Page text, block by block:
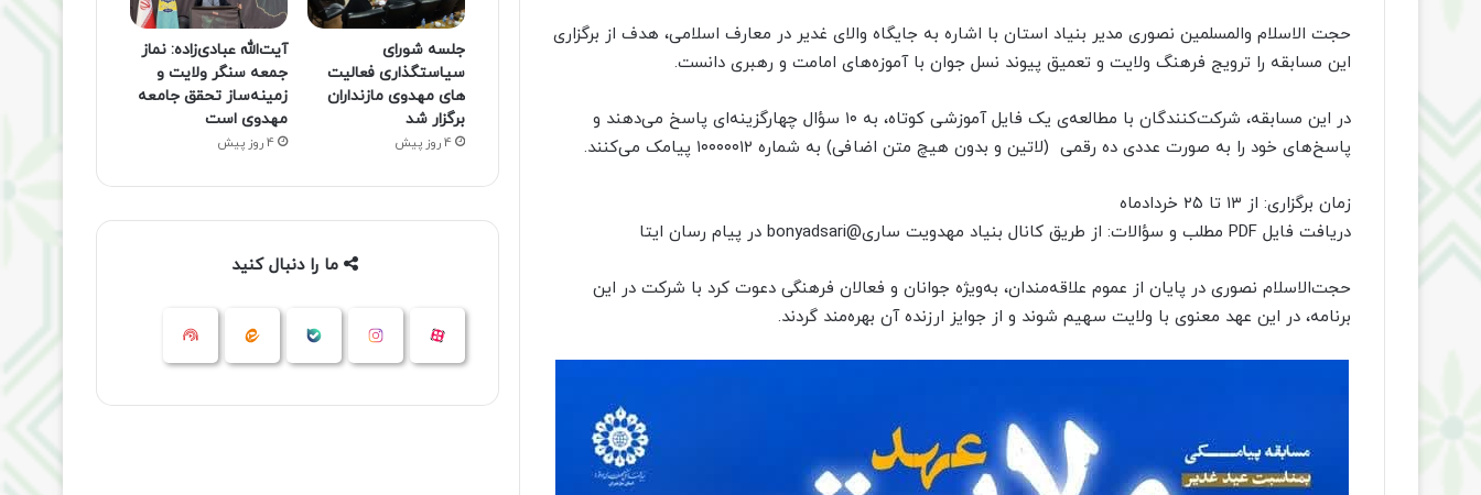
حجت الاسلام والمسلمین نصوری مدیر بنیاد استان با اشاره به جایگاه والای غدیر در معارف اسلامی، هدف از برگزاری
این مسابقه را ترویج فرهنگ ولایت و تعمیق پیوند نسل جوان با آموزه‌های امامت و رهبری دانست.
در این مسابقه، شرکت‌کنندگان با مطالعه‌ی یک فایل آموزشی کوتاه، به ۱۰ سؤال چهارگزینه‌ای پاسخ می‌دهند و
پاسخ‌های خود را به صورت عددی ده رقمی (لاتین و بدون هیچ متن اضافی) به شماره ۱۰۰۰۰۰۱۲ پیامک می‌کنند.
زمان برگزاری: از ۱۳ تا ۲۵ خردادماه
دریافت فایل PDF مطلب و سؤالات: از طریق کانال بنیاد مهدویت ساری@bonyadsari در پیام رسان ایتا
حجت‌الاسلام نصوری در پایان از عموم علاقه‌مندان، به‌ویژه جوانان و فعالان فرهنگی دعوت کرد با شرکت در این
برنامه، در این عهد معنوی با ولایت سهیم شوند و از جوایز ارزنده آن بهره‌مند گردند.
جلسه شورای
سیاستگذاری فعالیت
های مهدوی مازنداران
برگزار شد
4 روز پیش
آیت‌الله عبادی‌زاده: نماز
جمعه سنگر ولایت و
زمینه‌ساز تحقق جامعه
مهدوی است
4 روز پیش
ما را دنبال کنید
آپارات اینستاگرام ایتا